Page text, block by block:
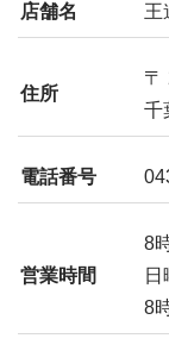
店舗名 王
住所
〒
千
電話番号
営業時間
8
日
8